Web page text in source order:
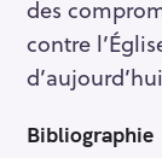
des
contre
Bibliographie